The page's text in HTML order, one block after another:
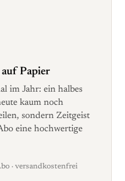
auf Papier
im Jahr: ein halbes
kaum noch
sondern Zeitgeist
eine hochwertige
· versandkostenfrei